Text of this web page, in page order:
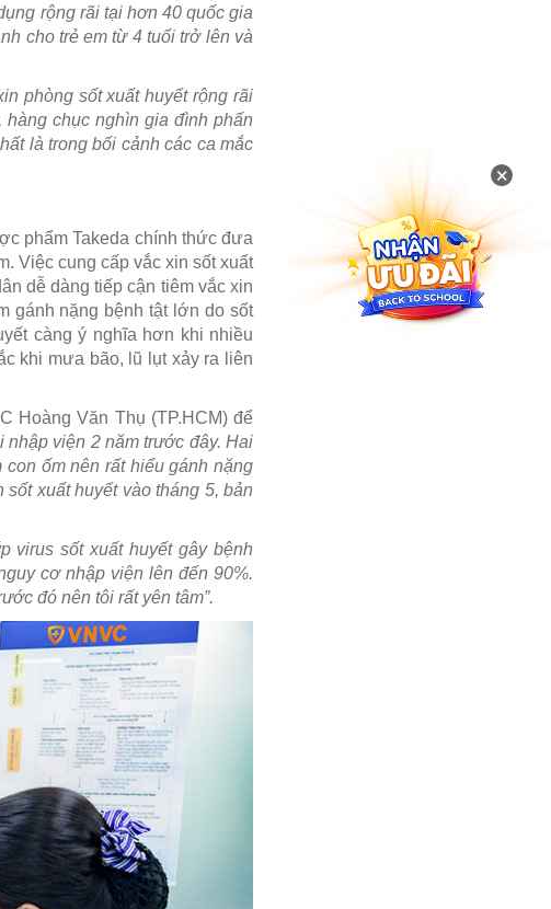
rộng rãi tại hơn 40 quốc gia
cho trẻ em từ 4 tuổi trở lên và
phòng sốt xuất huyết rộng rãi
chục nghìn gia đình phấn
là trong bối cảnh các ca mắc
phẩm Takeda chính thức đưa
Việc cung cấp vắc xin sốt xuất
dễ dàng tiếp cận tiêm vắc xin
gánh nặng bệnh tật lớn do sốt
càng ý nghĩa hơn khi nhiều
khi mưa bão, lũ lụt xảy ra liên
Hoàng Văn Thụ (TP.HCM) để
nhập viện 2 năm trước đây. Hai
ốm nên rất hiểu gánh nặng
xuất huyết vào tháng 5, bản
virus sốt xuất huyết gây bệnh
cơ nhập viện lên đến 90%.
đó nên tôi rất yên tâm”.
×